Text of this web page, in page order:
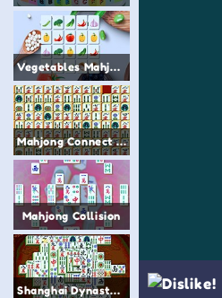
Vegetables Mahjong Connect
Mahjong Connect pantalla completa
Mahjong Collision
Shanghai Dynasty Mahjong